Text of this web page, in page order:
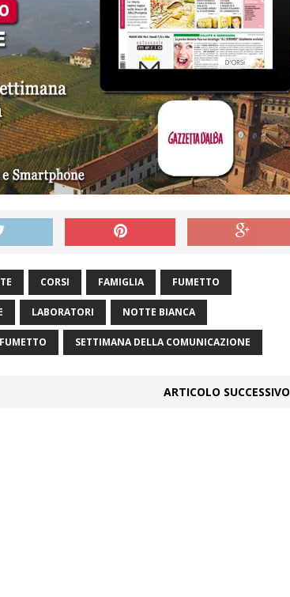
CORSI FAMIGLIA FUMETTO
LABORATORI NOTTE BIANCA
SETTIMANA DELLA COMUNICAZIONE
ARTICOLO SUCCESSIVO